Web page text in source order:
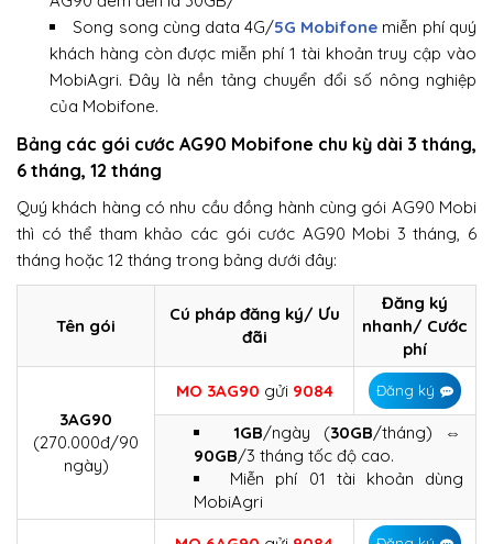
Song song cùng data 4G/5G Mobifone miễn phí quý
khách hàng còn được miễn phí 1 tài khoản truy cập vào
MobiAgri. Đây là nền tảng chuyển đổi số nông nghiệp
của Mobifone.
Bảng các gói cước AG90 Mobifone chu kỳ dài 3 tháng,
6 tháng, 12 tháng
Quý khách hàng có nhu cầu đồng hành cùng gói AG90 Mobi
thì có thể tham khảo các gói cước AG90 Mobi 3 tháng, 6
tháng hoặc 12 tháng trong bảng dưới đây:
Tên gói
Cú pháp đăng ký/ Ưu
đãi
Đăng ký
nhanh/ Cước
phí
3AG90
(270.000đ/90
ngày)
MO 3AG90 gửi 9084 Đăng ký
1GB/ngày (30GB/tháng) ⇔
90GB/3 tháng tốc độ cao.
Miễn phí 01 tài khoản dùng
MobiAgri